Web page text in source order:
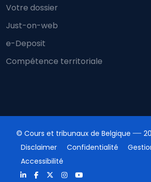
Votre dossier
Just-on-web
e-Deposit
Compétence territoriale
© Cours et tribunaux de Belgique
Disclaimer
Confidentialité
Accessibilité